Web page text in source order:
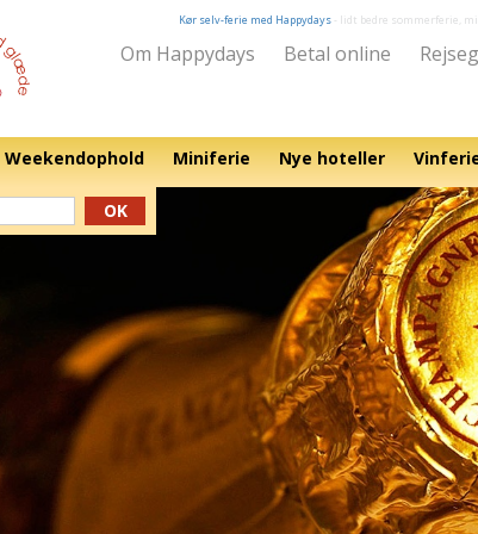
Kør selv-ferie med Happydays - lidt bedre sommerferie,
Om Happydays Betal online
Weekendophold Miniferie Nye hoteller
OK